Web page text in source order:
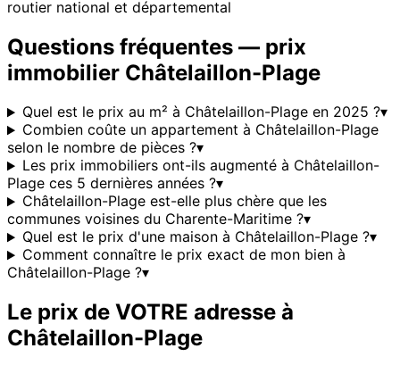
routier national et départemental
Questions fréquentes — prix
immobilier Châtelaillon-Plage
Quel est le prix au m² à Châtelaillon-Plage en 2025 ?▾
Combien coûte un appartement à Châtelaillon-Plage
selon le nombre de pièces ?▾
Les prix immobiliers ont-ils augmenté à Châtelaillon-
Plage ces 5 dernières années ?▾
Châtelaillon-Plage est-elle plus chère que les
communes voisines du Charente-Maritime ?▾
Quel est le prix d'une maison à Châtelaillon-Plage ?▾
Comment connaître le prix exact de mon bien à
Châtelaillon-Plage ?▾
Le prix de VOTRE adresse à
Châtelaillon-Plage